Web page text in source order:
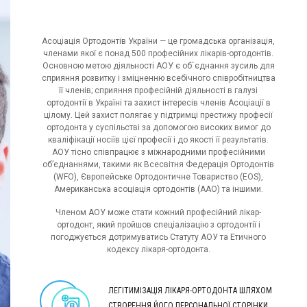
Асоціація Ортодонтів України — це громадська організація,
членами якої є понад 500 професійних лікарів-ортодонтів.
Основною метою діяльності АОУ є об`єднання зусиль для
сприяння розвитку і зміцненню всебічного співробітництва
її членів; сприяння професійній діяльності в галузі
ортодонтії в Україні та захист інтересів членів Асоціації в
цілому. Цей захист полягає у підтримці престижу професії
ортодонта у суспільстві за допомогою високих вимог до
кваліфікації носіїв цієї професії і до якості її результатів.
АОУ тісно співпрацює з міжнародними професійними
об’єднаннями, такими як Всесвітня Федерація Ортодонтів
(WFO), Європейське Ортодонтичне Товариство (EOS),
Американська асоціація ортодонтів (ААО) та іншими.
Членом АОУ може стати кожний професійний лікар-
ортодонт, який пройшов спеціалізацію з ортодонтії і
погоджується дотримуватись Статуту АОУ та Етичного
кодексу лікаря-ортодонта.
ЛЕГІТИМІЗАЦІЯ ЛІКАРЯ-ОРТОДОНТА ШЛЯХОМ